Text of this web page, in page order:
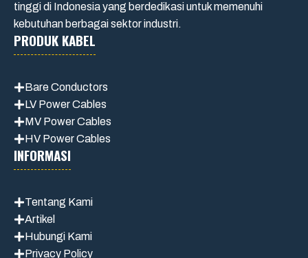
tinggi di Indonesia yang berdedikasi untuk memenuhi
kebutuhan berbagai sektor industri.
PRODUK KABEL
Bare Conductors
LV Power Cables
MV Power Cables
HV Power Cables
INFORMASI
Tentang Kami
Artikel
Hubungi Kami
Privacy Policy